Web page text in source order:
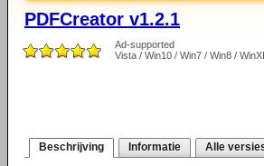
PDFCreator v1.2.1
Ad-supported
Vista / Win10 / Win7 / Win8 /
Beschrijving Informatie Alle